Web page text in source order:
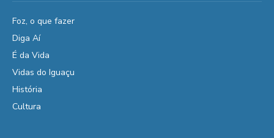
Foz, o que fazer
Diga Aí
É da Vida
Vidas do Iguaçu
História
Cultura